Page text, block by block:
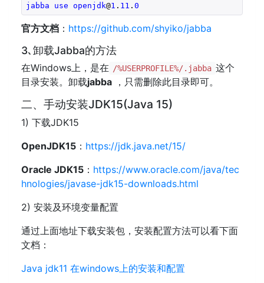
jabba use openjdk@1 . 11 . 0
官方文档 ： https://github.com/shyiko/jabba
3､卸载Jabba的方法
在Windows上，是在 /%USERPROFILE%/.jabba 这个
目录安装。卸载jabba ，只需删除此目录即可。
二、手动安装JDK15(Java 15)
1) 下载JDK15
OpenJDK15 ： https://jdk.java.net/15/
Oracle JDK15 ： https://www.oracle.com/java/tec
hnologies/javase-jdk15-downloads.html
2) 安装及环境变量配置
通过上面地址下载安装包，安装配置方法可以看下面
文档：
Java jdk11 在windows上的安装和配置